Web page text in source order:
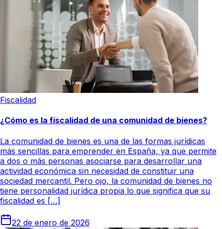
Fiscalidad
¿Cómo es la fiscalidad de una comunidad de bienes?
La comunidad de bienes es una de las formas jurídicas
más sencillas para emprender en España, ya que permite
a dos o más personas asociarse para desarrollar una
actividad económica sin necesidad de constituir una
sociedad mercantil. Pero ojo, la comunidad de bienes no
tiene personalidad jurídica propia lo que significa que su
fiscalidad es […]
22 de enero de 2026